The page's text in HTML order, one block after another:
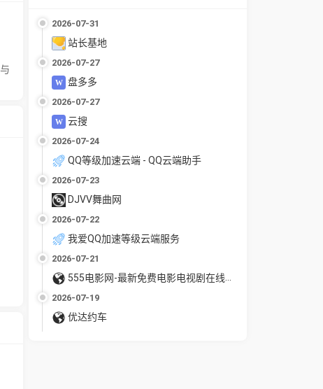
2026-07-31
站长基地
2026-07-27
盘多多
2026-07-27
云搜
2026-07-24
QQ等级加速云端 - QQ云端助手
2026-07-23
DJVV舞曲网
2026-07-22
我爱QQ加速等级云端服务
2026-07-21
555电影网-最新免费电影电视剧在线观看
2026-07-19
优达约车